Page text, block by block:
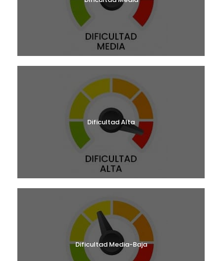
Dificultad Alta
Dificultad Media-Baja